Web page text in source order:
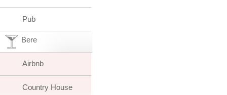
Pub
Bere
Airbnb
Country House